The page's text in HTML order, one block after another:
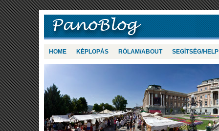
HOME KÉPLOPÁS RÓLAM/ABOUT SEGÍTSÉG/HELP